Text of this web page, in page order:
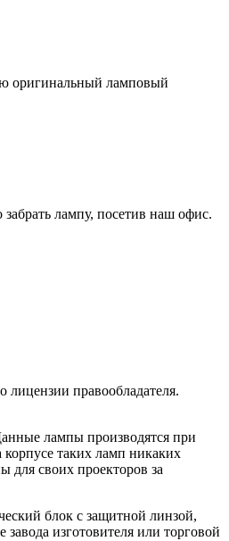
оригинальный ламповый
лампу, посетив наш офис.
лицензии правообладателя.
лампы производятся при
корпусе таких ламп никаких
своих проекторов за
блок с защитной линзой,
изготовителя или торговой